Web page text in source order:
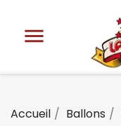

Accueil Ballons